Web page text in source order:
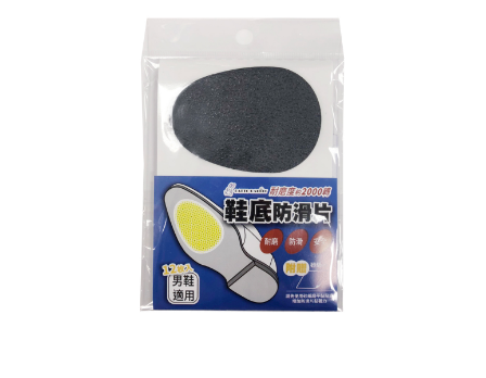
恩沛科技股份有限公司將有權停止該用戶之使用額度並採取法律行動。
每筆NT$80，滿NT$290(含以上)免運費